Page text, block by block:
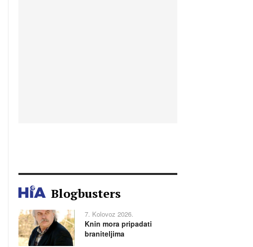
Blogbusters
7. Kolovoz 2026.
Knin mora pripadati
braniteljima